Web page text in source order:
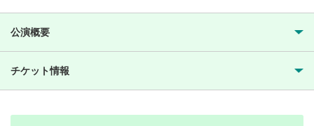
公演概要
チケット情報